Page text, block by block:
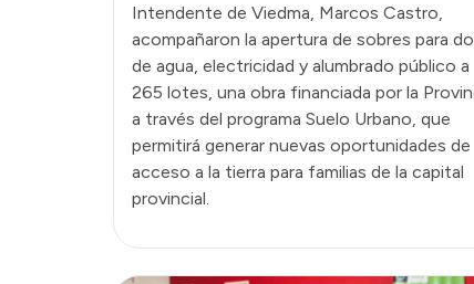
Intendente de Viedma, Marcos Castro,
acompañaron la apertura de sobres para
de agua, electricidad y alumbrado público a
265 lotes, una obra financiada por la
a través del programa Suelo Urbano, que
permitirá generar nuevas oportunidades de
acceso a la tierra para familias de la capital
provincial.